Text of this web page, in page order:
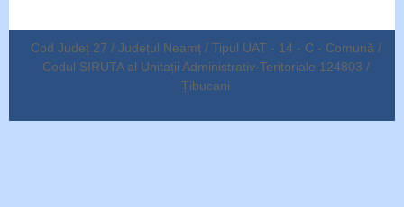
Cod Județ 27 / Județul Neamț / Tipul UAT - 14 - C - Comună /
Codul SIRUTA al Unitații Administrativ-Teritoriale 124803 /
Țibucani